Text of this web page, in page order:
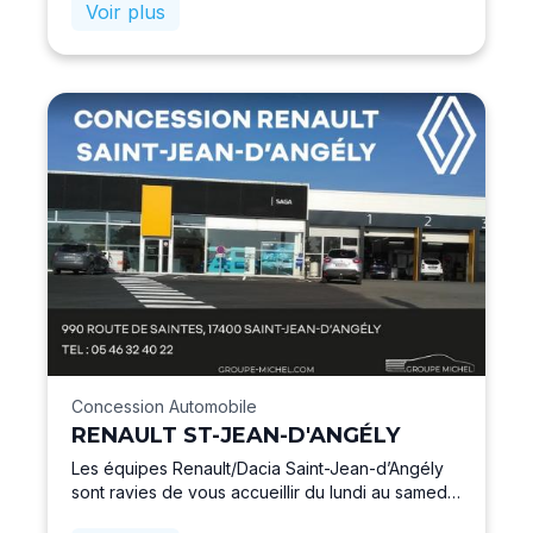
Voir plus
Concession Automobile
RENAULT ST-JEAN-D'ANGÉLY
Les équipes Renault/Dacia Saint-Jean-d’Angély
sont ravies de vous accueillir du lundi au samedi.